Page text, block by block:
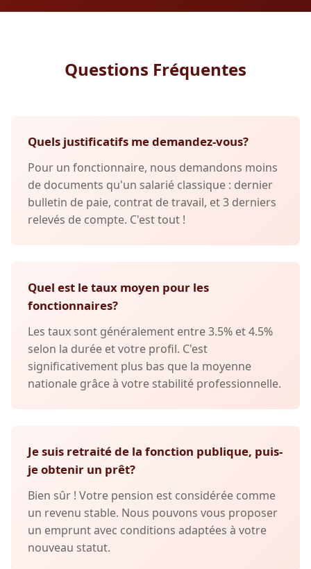
Questions Fréquentes
Quels justificatifs me demandez-vous?
Pour un fonctionnaire, nous demandons moins
de documents qu'un salarié classique : dernier
bulletin de paie, contrat de travail, et 3 derniers
relevés de compte. C'est tout !
Quel est le taux moyen pour les
fonctionnaires?
Les taux sont généralement entre 3.5% et 4.5%
selon la durée et votre profil. C'est
significativement plus bas que la moyenne
nationale grâce à votre stabilité professionnelle.
Je suis retraité de la fonction publique, puis-
je obtenir un prêt?
Bien sûr ! Votre pension est considérée comme
un revenu stable. Nous pouvons vous proposer
un emprunt avec conditions adaptées à votre
nouveau statut.